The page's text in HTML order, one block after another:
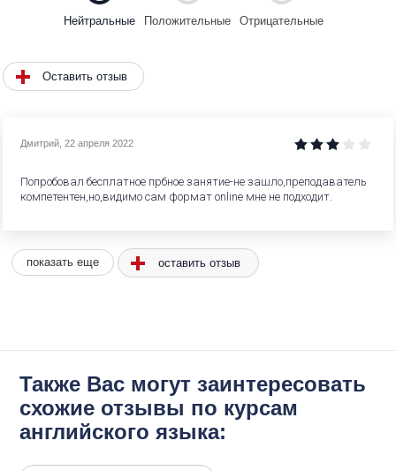
Нейтральные Положительные Отрицательные
Оставить отзыв
Дмитрий, 22 апреля 2022
Попробовал бесплатное прбное занятие-не зашло,преподаватель
компетентен,но,видимо сам формат online мне не подходит.
показать еще оставить отзыв
Также Вас могут заинтересовать
схожие отзывы по курсам
английского языка: